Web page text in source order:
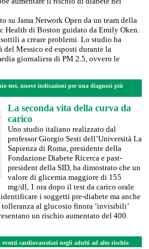
su Jama Network Open da un team della
Health di Boston guidato da Emily Oken.
a creare problemi. Lo studio ha
Messico ed esposti durante la
giornaliera di PM 2.5, ovvero le
test, nuove indicazioni per una diagnosi più
La seconda vita della curva da
carico
Uno studio italiano realizzato dal
professor Giorgio Sesti dell’Università La
Sapienza di Roma, presidente della
Fondazione Diabete Ricerca e past-
president della SID, ha dimostrato che un
valore di glicemia maggiore di 155
mg/dl, 1 ora dopo il test da carico orale
i soggetti pre-diabete ma anche
al glucosio finora ‘invisibili’
un rischio aumentato del 400
eventi cardiovascolari negli adulti ad alto rischio